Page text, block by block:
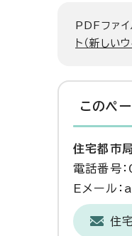
PDFファ
ト（新しい
このペ
住宅都市
電話番
Eメー
住